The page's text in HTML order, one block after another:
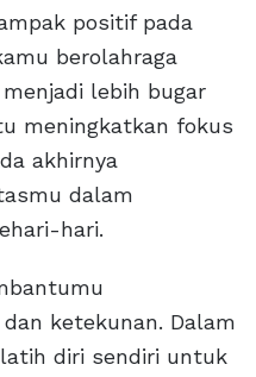
positif pada
berolahraga
lebih bugar
meningkatkan fokus
akhirnya
dalam
hari.
ketekunan. Dalam
diri sendiri untuk